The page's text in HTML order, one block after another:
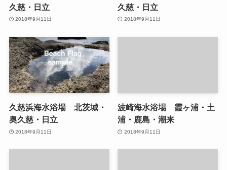
久慈・日立
2018年9月11日
久慈・日立
2018年9月11日
久慈浜海水浴場 北茨城・
奥久慈・日立
2018年9月11日
波崎海水浴場 霞ヶ浦・土
浦・鹿島・潮来
2018年9月11日